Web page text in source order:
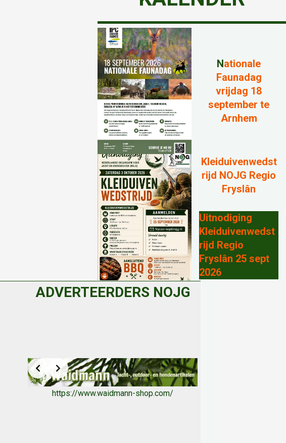
Nationale
Faunadag
vrijdag 18
september te
Arnhem
Kleiduivenwedst
rijd NOJG Regio
Fryslân
Uitnodiging
Kleiduivenwedst
rijd Regio
Fryslân 25 sept
2026
ADVERTEERDERS NOJG
https://www.waidmann-shop.com/